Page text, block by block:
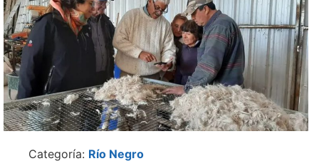
Categoría: Río Negro